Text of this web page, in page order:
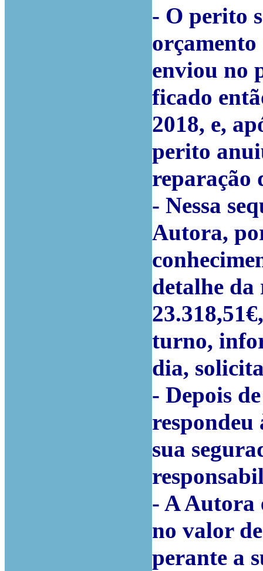
- O perito
orçamento
enviou no
ficado
2018, e,
perito
reparação
- Nessa
Autora,
detalhe da
turno,
dia,
- Depois
respondeu
sua
- A Autora
no valor
perante a